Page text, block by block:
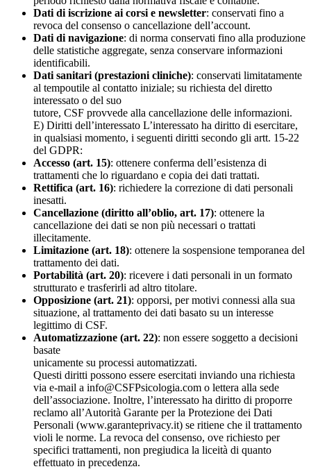
Dati di iscrizione ai corsi e newsletter: conservati fino a
revoca del consenso o cancellazione dell’account.
Dati di navigazione: di norma conservati fino alla produzione
delle statistiche aggregate, senza conservare informazioni
identificabili.
Dati sanitari (prestazioni cliniche): conservati limitatamente
al tempoutile al contatto iniziale; su richiesta del diretto
interessato o del suo
tutore, CSF provvede alla cancellazione delle informazioni.
E) Diritti dell’interessato L’interessato ha diritto di esercitare,
in qualsiasi momento, i seguenti diritti secondo gli artt. 15-22
del GDPR:
Accesso (art. 15): ottenere conferma dell’esistenza di
trattamenti che lo riguardano e copia dei dati trattati.
Rettifica (art. 16): richiedere la correzione di dati personali
inesatti.
Cancellazione (diritto all’oblio, art. 17): ottenere la
cancellazione dei dati se non più necessari o trattati
illecitamente.
Limitazione (art. 18): ottenere la sospensione temporanea del
trattamento dei dati.
Portabilità (art. 20): ricevere i dati personali in un formato
strutturato e trasferirli ad altro titolare.
Opposizione (art. 21): opporsi, per motivi connessi alla sua
situazione, al trattamento dei dati basato su un interesse
legittimo di CSF.
Automatizzazione (art. 22): non essere soggetto a decisioni
basate
unicamente su processi automatizzati.
Questi diritti possono essere esercitati inviando una richiesta
via e-mail a info@CSFPsicologia.com o lettera alla sede
dell’associazione. Inoltre, l’interessato ha diritto di proporre
reclamo all’Autorità Garante per la Protezione dei Dati
Personali (www.garanteprivacy.it) se ritiene che il trattamento
violi le norme. La revoca del consenso, ove richiesto per
specifici trattamenti, non pregiudica la liceità di quanto
effettuato in precedenza.